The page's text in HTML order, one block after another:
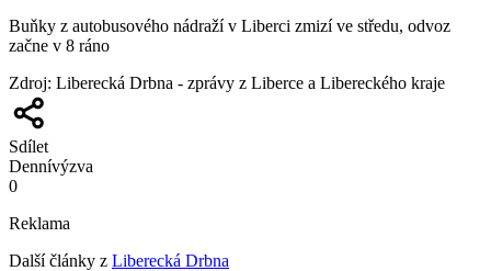
Buňky z autobusového nádraží v Liberci zmizí ve středu, odvoz
začne v 8 ráno
Zdroj: Liberecká Drbna - zprávy z Liberce a Libereckého kraje
Sdílet
Dennívýzva
0
Reklama
Další články z Liberecká Drbna